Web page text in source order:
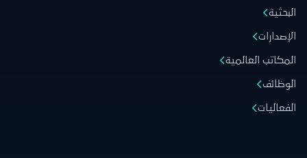
البحثية
الإصدارات
المكاتب العالمية
الوظائف
الفعاليات